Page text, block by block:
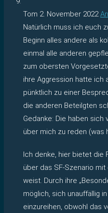
Tom 2. November 2022
Natürlich muss ich euch
Beginn alles andere als
einmal alle anderen
zum obersten
ihre Aggression hatte ich
pünktlich zu einer
die anderen Beteilgten
Gedanke: Die haben
über mich zu reden (was
Ich denke, hier bietet die
über das SF-Szenario
weist. Durch ihre
möglich, sich unauffällig
einzureihen, obwohl das